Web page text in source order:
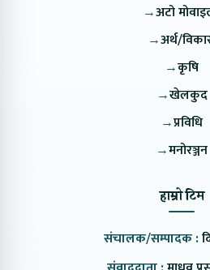
→अटो
→अर्थ/
→कृषि
→खेलकुद
→प्रविधि
→मनोरञ्जन
हाम्रो टिम
संचालक/सम्पादक :